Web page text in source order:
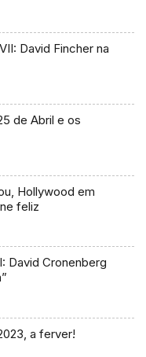
David Fincher na
de Abril e os
Hollywood em
feliz
David Cronenberg
a ferver!